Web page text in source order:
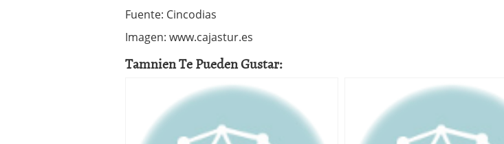
Fuente: Cincodias
Imagen: www.cajastur.es
Tamnien Te Pueden Gustar: